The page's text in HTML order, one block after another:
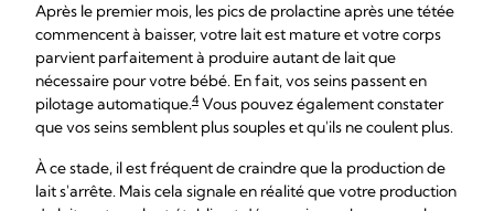
Après le premier mois, les pics de prolactine après une tétée
commencent à baisser, votre lait est mature et votre corps
parvient parfaitement à produire autant de lait que
nécessaire pour votre bébé. En fait, vos seins passent en
pilotage automatique.4 Vous pouvez également constater
que vos seins semblent plus souples et qu'ils ne coulent plus.
À ce stade, il est fréquent de craindre que la production de
lait s'arrête. Mais cela signale en réalité que votre production